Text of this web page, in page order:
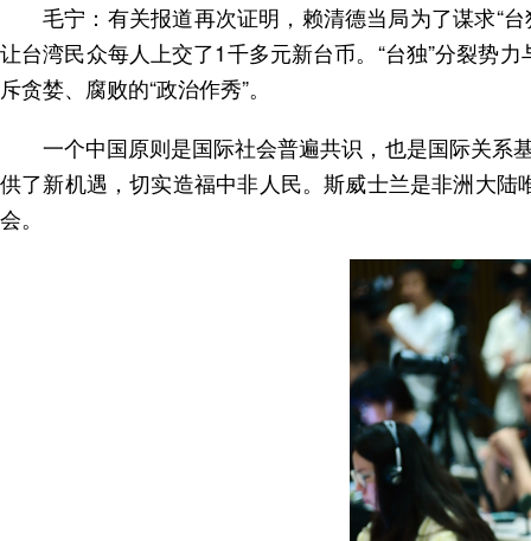
毛宁：有关报道再次证明，赖清德当局为了谋求“
让台湾民众每人上交了1千多元新台币。“台独”分裂势
斥贪婪、腐败的“政治作秀”。
一个中国原则是国际社会普遍共识，也是国际关系
供了新机遇，切实造福中非人民。斯威士兰是非洲大陆
会。